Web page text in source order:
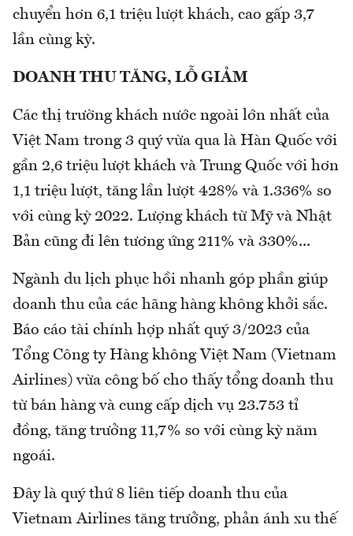
chuyển hơn 6,1 triệu lượt khách, cao gấp 3,7
lần cùng kỳ.
DOANH THU TĂNG, LỖ GIẢM
Các thị trường khách nước ngoài lớn nhất của
Việt Nam trong 3 quý vừa qua là Hàn Quốc với
gần 2,6 triệu lượt khách và Trung Quốc với hơn
1,1 triệu lượt, tăng lần lượt 428% và 1.336% so
với cùng kỳ 2022. Lượng khách từ Mỹ và Nhật
Bản cũng đi lên tương ứng 211% và 330%...
Ngành du lịch phục hồi nhanh góp phần giúp
doanh thu của các hãng hàng không khởi sắc.
Báo cáo tài chính hợp nhất quý 3/2023 của
Tổng Công ty Hàng không Việt Nam (Vietnam
Airlines) vừa công bố cho thấy tổng doanh thu
từ bán hàng và cung cấp dịch vụ 23.753 tỉ
đồng, tăng trưởng 11,7% so với cùng kỳ năm
ngoái.
Đây là quý thứ 8 liên tiếp doanh thu của
Vietnam Airlines tăng trưởng, phản ánh xu thế